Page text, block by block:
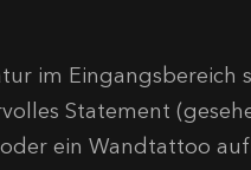
im Eingangsbereich
Statement
ein Wandtattoo